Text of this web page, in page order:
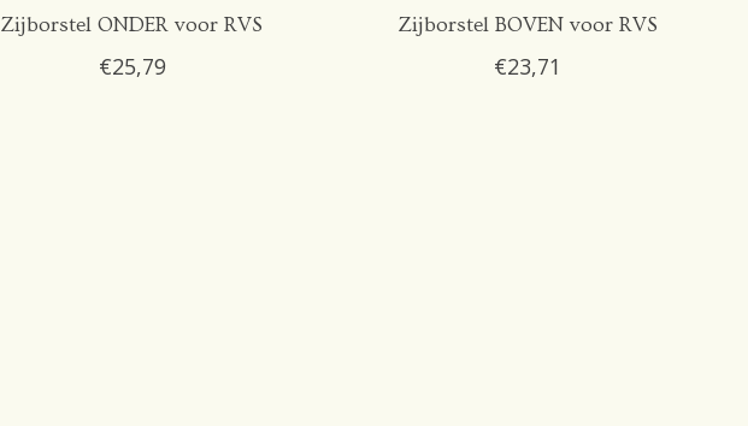
Zijborstel ONDER voor RVS
€25,79
Zijborstel BOVEN voor RVS
€23,71